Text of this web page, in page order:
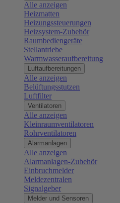
Alle anzeigen
Heizmatten
Heizungssteuerungen
Heizsystem-Zubehör
Raumbediengeräte
Stellantriebe
Warmwasseraufbereitung
Luftaufbereitungen
Alle anzeigen
Belüftungsstutzen
Luftfilter
Ventilatoren
Alle anzeigen
Kleinraumventilatoren
Rohrventilatoren
Alarmanlagen
Alle anzeigen
Alarmanlagen-Zubehör
Einbruchmelder
Meldezentralen
Signalgeber
Melder und Sensoren